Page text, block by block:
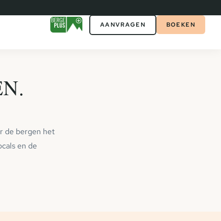
AANVRAGEN BOEKEN
de bergen het
en de